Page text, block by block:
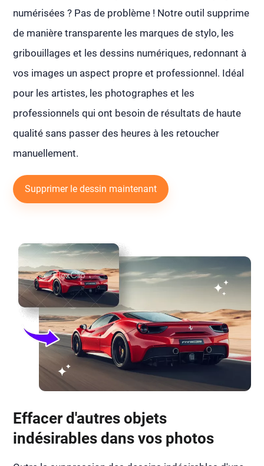
numérisées ? Pas de problème ! Notre outil supprime
de manière transparente les marques de stylo, les
gribouillages et les dessins numériques, redonnant à
vos images un aspect propre et professionnel. Idéal
pour les artistes, les photographes et les
professionnels qui ont besoin de résultats de haute
qualité sans passer des heures à les retoucher
manuellement.
Supprimer le dessin maintenant
Effacer d'autres objets
indésirables dans vos photos